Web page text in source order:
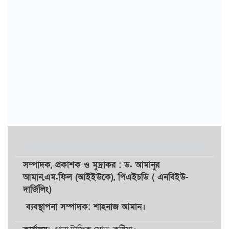
সম্পাদক, প্রকাশকওমুদ্রাকর: ড. আমানুর
আমান,এম.ফিল (আইইউকে), পিএইচডি ( এনবিইউ-
দার্জিলিং)
ব্যবস্থাপনা সম্পাদক: শাহনাজ আমান।